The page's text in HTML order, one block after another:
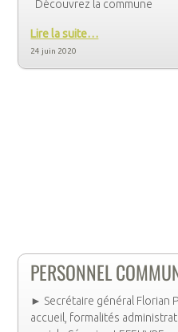
Découvrez la commune
Lire la suite…
24 juin 2020
PERSONNEL
► Secrétaire général Florian
accueil, formalités